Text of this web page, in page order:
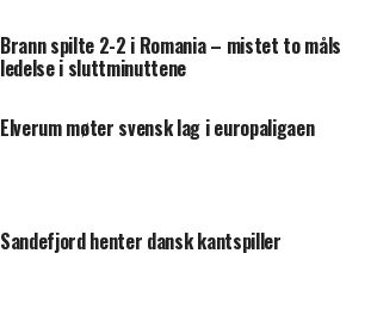
Brann spilte 2-2 i Romania – mistet to måls
ledelse i sluttminuttene
Elverum møter svensk lag i europaligaen
Sandefjord henter dansk kantspiller